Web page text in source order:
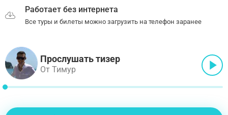
Работает без интернета
Все туры и билеты можно загрузить на телефон заранее
Прослушать тизер
От Тимур